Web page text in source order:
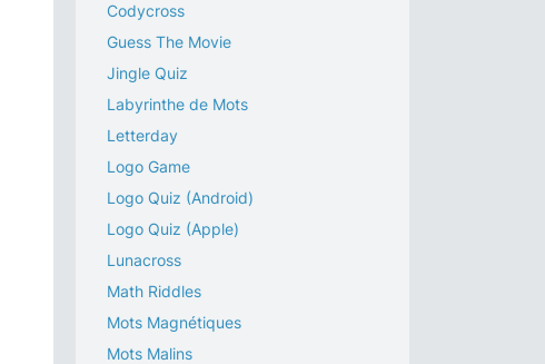
Codycross
Guess The Movie
Jingle Quiz
Labyrinthe de Mots
Letterday
Logo Game
Logo Quiz (Android)
Logo Quiz (Apple)
Lunacross
Math Riddles
Mots Magnétiques
Mots Malins